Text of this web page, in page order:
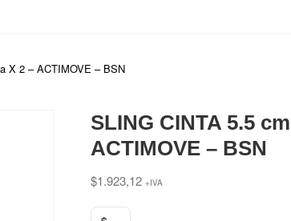
X 2 – ACTIMOVE – BSN
SLING CINTA 5.5
ACTIMOVE – BSN
$1.923,12 +IVA